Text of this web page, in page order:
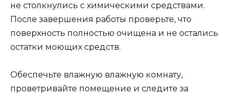
не столкнулись с химическими средствами.
После завершения работы проверьте, что
поверхность полностью очищена и не остались
остатки моющих средств.
Обеспечьте влажную влажную комнату,
проветривайте помещение и следите за